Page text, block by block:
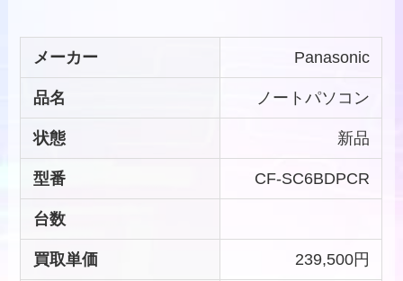
メーカー Panasonic
品名 ノートパソコン
状態 新品
型番 CF-SC6BDPCR
台数
買取単価 239,500円